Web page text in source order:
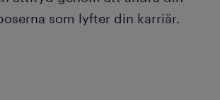
som lyfter din karriär.